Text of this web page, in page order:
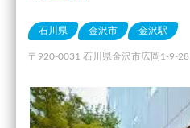
石川県 金沢市 金沢駅
〒920-0031 石川県金沢市広岡1-9-28